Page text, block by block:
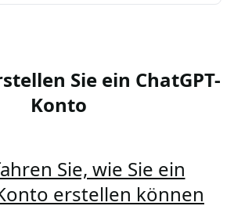
Sie ein ChatGPT-
Konto
Sie, wie Sie ein
erstellen können